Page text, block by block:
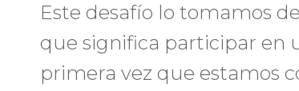
Este desafío lo tomamos
que significa participar en
primera vez que estamos